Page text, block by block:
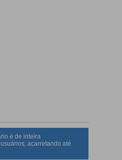
é de inteira
acarretando até